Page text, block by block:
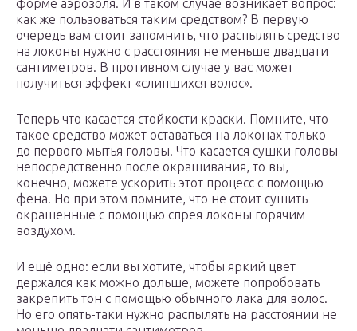
форме аэрозоля. И в таком случае возникает вопрос:
как же пользоваться таким средством? В первую
очередь вам стоит запомнить, что распылять средство
на локоны нужно с расстояния не меньше двадцати
сантиметров. В противном случае у вас может
получиться эффект «слипшихся волос».
Теперь что касается стойкости краски. Помните, что
такое средство может оставаться на локонах только
до первого мытья головы. Что касается сушки головы
непосредственно после окрашивания, то вы,
конечно, можете ускорить этот процесс с помощью
фена. Но при этом помните, что не стоит сушить
окрашенные с помощью спрея локоны горячим
воздухом.
И ещё одно: если вы хотите, чтобы яркий цвет
держался как можно дольше, можете попробовать
закрепить тон с помощью обычного лака для волос.
Но его опять-таки нужно распылять на расстоянии не